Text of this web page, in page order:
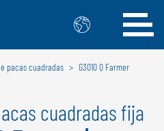
/ país
pacas cuadradas G3010 Q Farmer
cuadradas fija